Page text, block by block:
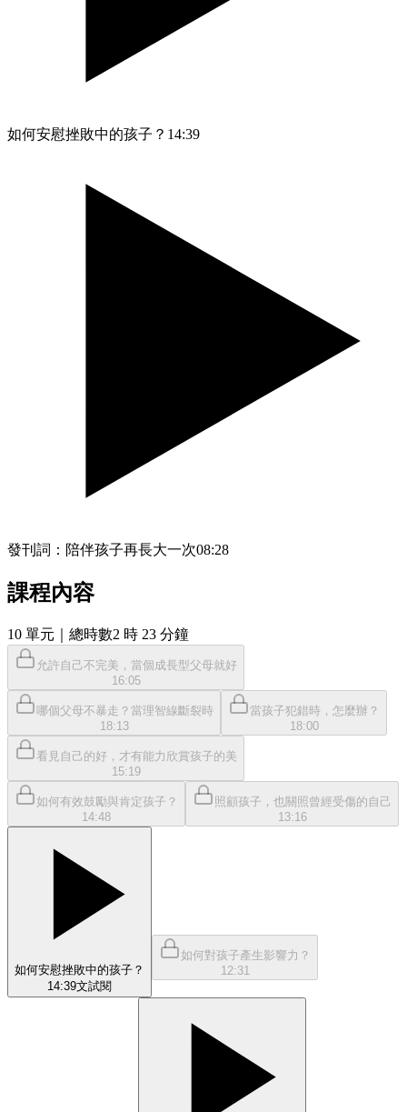
如何安慰挫敗中的孩子？ 14:39
發刊詞：陪伴孩子再長大一次08:28
課程內容
10 單元 ｜總時數2 時 23 分鐘
允許自己不完美，當個成長型父母就好
16:05
哪個父母不暴走？當理智線斷裂時
18:13
當孩子犯錯時，怎麼辦？
18:00
看見自己的好，才有能力欣賞孩子的美
15:19
如何有效鼓勵與肯定孩子？
14:48
照顧孩子，也關照曾經受傷的自己
13:16
如何安慰挫敗中的孩子？
14:39文試閱
如何對孩子產生影響力？
12:31